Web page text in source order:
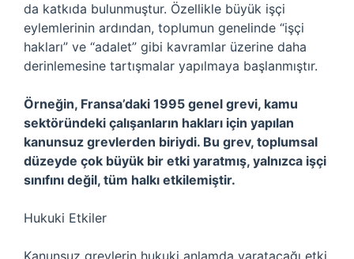
da katkıda bulunmuştur. Özellikle büyük işçi
eylemlerinin ardından, toplumun genelinde “işçi
hakları” ve “adalet” gibi kavramlar üzerine daha
derinlemesine tartışmalar yapılmaya başlanmıştır.
Örneğin, Fransa’daki 1995 genel grevi, kamu
sektöründeki çalışanların hakları için yapılan
kanunsuz grevlerden biriydi. Bu grev, toplumsal
düzeyde çok büyük bir etki yaratmış, yalnızca işçi
sınıfını değil, tüm halkı etkilemiştir.
Hukuki Etkiler
Kanunsuz grevlerin hukuki anlamda yaratacağı etki